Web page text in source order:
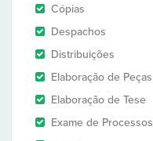
Cópias
Despachos
Distribuições
Elaboração de Peças
Elaboração de Tese
Exame de Processos